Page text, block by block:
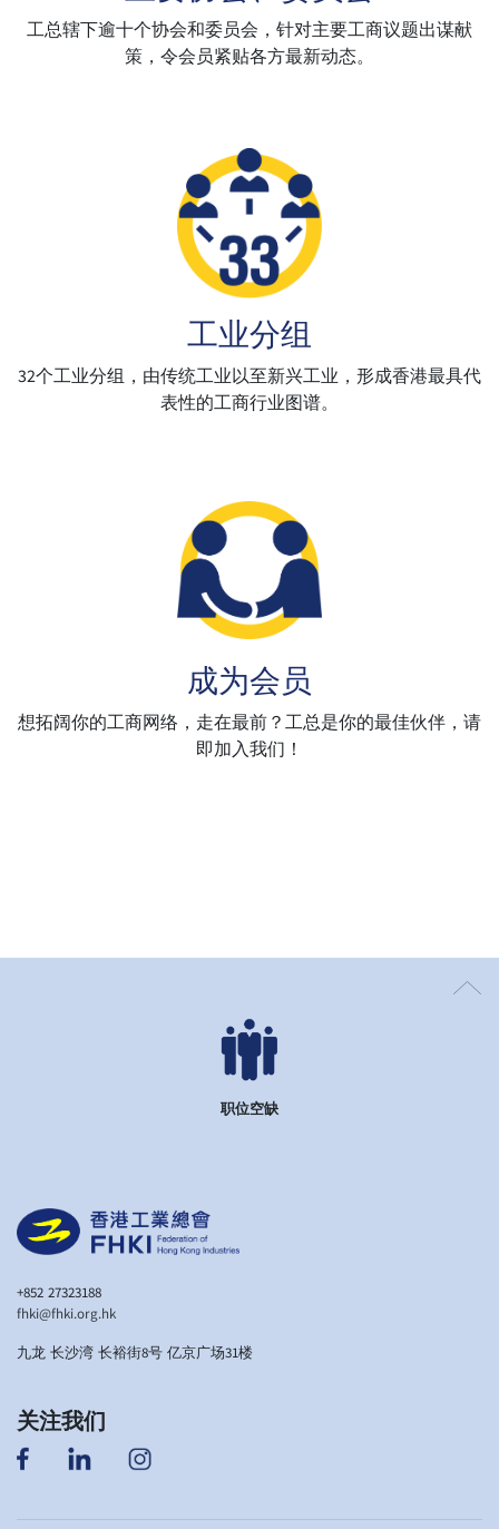
工总辖下逾十个协会和委员会，针对主要工商议题出谋献
策，令会员紧贴各方最新动态。
工业分组
32个工业分组，由传统工业以至新兴工业，形成香港最具代
表性的工商行业图谱。
成为会员
想拓阔你的工商网络，走在最前？工总是你的最佳伙伴，请
即加入我们！
+852 27323188
fhki@fhki.org.hk
九龙 长沙湾 长裕街8号 亿京广场31楼
关注我们
职位空缺